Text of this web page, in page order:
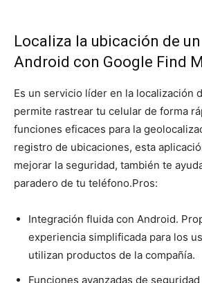
Localiza la ubicación de
Android con Google Find
Es un servicio líder en la localización
permite rastrear tu celular de forma
funciones eficaces para la
registro de ubicaciones, esta
mejorar la seguridad, también te
paradero de tu teléfono.Pros:
Integración fluida con Android.
experiencia simplificada para los
utilizan productos de la compañía.
Funciones avanzadas de